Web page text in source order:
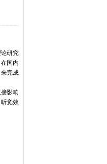
研究
国内
完成
影响
觉效